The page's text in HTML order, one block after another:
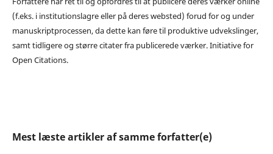
(f.eks. i institutionslagre eller på deres websted) forud for og under
manuskriptprocessen, da dette kan føre til produktive udvekslinger,
samt tidligere og større citater fra publicerede værker. Initiative for
Open Citations.
Mest læste artikler af samme forfatter(e)